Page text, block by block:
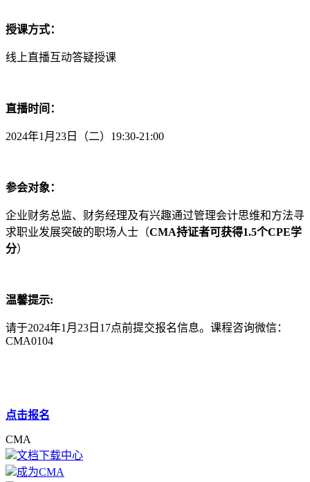
授课方式：
线上直播互动答疑授课
直播时间：
2024年1月23日（二）19:30-21:00
参会对象：
企业财务总监、财务经理及有兴趣通过管理会计思维和方法寻
求职业发展突破的职场人士（CMA持证者可获得1.5个CPE学
分）
温馨提示:
请于2024年1月23日17点前提交报名信息。课程咨询微信：
CMA0104
点击报名
CMA
文档下载中心
成为CMA